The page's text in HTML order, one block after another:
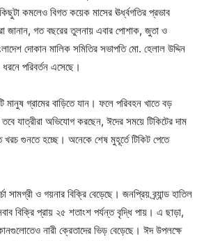
কমলেও বিগত কয়েক মাসের ঊর্ধ্বগতির প্রভাব
জানান, গত বছরের তুলনায় এবার পোশাক, জুতা ও
দোকান মালিক সমিতির সভাপতি মো. হেলাল উদ্দিন
ধরনে পরিবর্তন এসেছে।
মানুষ গ্রামের বাড়িতে যান। ফলে পরিবহন খাতে বড়
যাত্রীরা অভিযোগ করছেন, ঈদের সময়ে টিকিটের দাম
খরচ গুনতে হচ্ছে। অনেকে শেষ মুহূর্তে টিকিট পেতে
সামগ্রী ও গয়নার বিক্রি বেড়েছে। জনপ্রিয় ব্র্যান্ড হাতিল
বিক্রি প্রায় ২৫ শতাংশ পর্যন্ত বৃদ্ধি পায়। এ ছাড়া,
নারী ক্রেতাদের ভিড় বেড়েছে। ঈদ উপলক্ষে